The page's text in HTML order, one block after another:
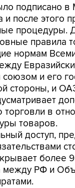
подписано в
после этого
процедуры.
правила
нормам
и его
стороны, и
торговли в
товаров.
доступ,
более
между РФ и